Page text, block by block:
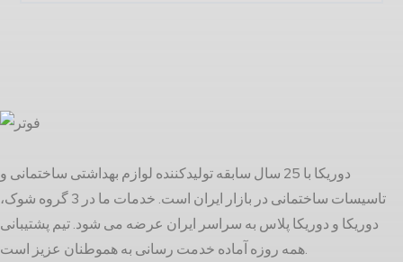
دوریکا با 25 سال سابقه تولیدکننده لوازم بهداشتی ساختمانی و
تاسیسات ساختمانی در بازار ایران است. خدمات ما در 3 گروه شوک،
دوریکا و دوریکا پلاس به سراسر ایران عرضه می شود. تیم پشتیبانی
همه روزه آماده خدمت رسانی به هموطنان عزیز است.